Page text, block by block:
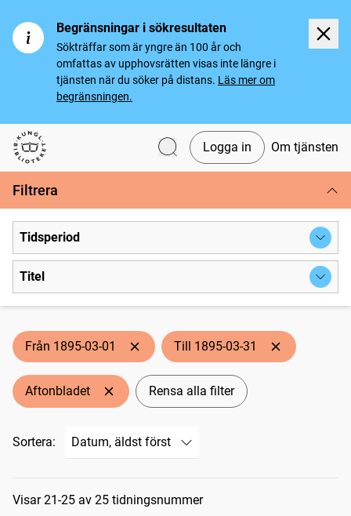
Begränsningar i sökresultaten
Sökträffar som är yngre än 100 år och
omfattas av upphovsrätten visas inte längre i
tjänsten när du söker på distans. Läs mer om
begränsningen.
Svenska tidningar
Logga in Om tjänsten
Filtrera
Tidsperiod
Titel
Från 1895-03-01 Till 1895-03-31
Aftonbladet Rensa alla filter
Sortera:
Sökresultat
Visar 21-25 av 25 tidningsnummer